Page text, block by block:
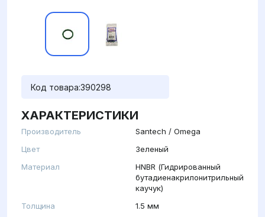
Код товара:390298
ХАРАКТЕРИСТИКИ
Производитель
Santech / Omega
Цвет
Зеленый
Материал
HNBR (Гидрированный
бутадиенакрилонитрильный
каучук)
Толщина
1.5 мм